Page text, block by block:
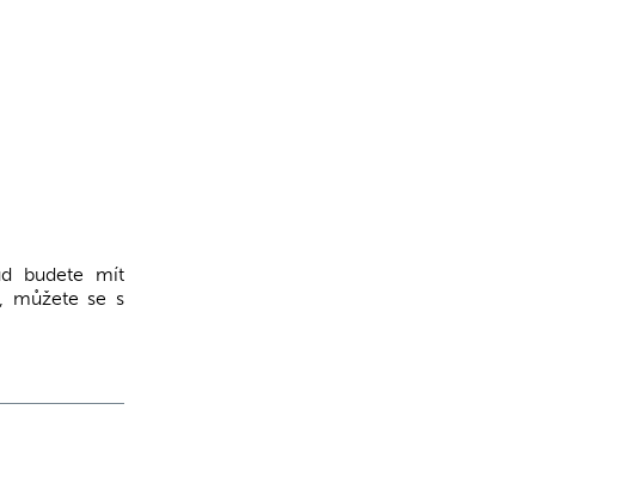
budete mít
můžete se s